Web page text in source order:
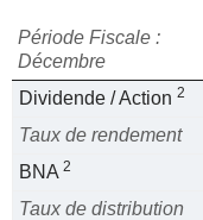
Période Fiscale :
Décembre
Dividende / Action 2
Taux de rendement
BNA 2
Taux de distribution